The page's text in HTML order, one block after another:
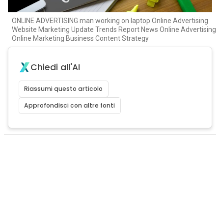
ONLINE ADVERTISING man working on laptop Online Advertising
Website Marketing Update Trends Report News Online Advertising
Online Marketing Business Content Strategy
Chiedi all'AI
Riassumi questo articolo
Approfondisci con altre fonti